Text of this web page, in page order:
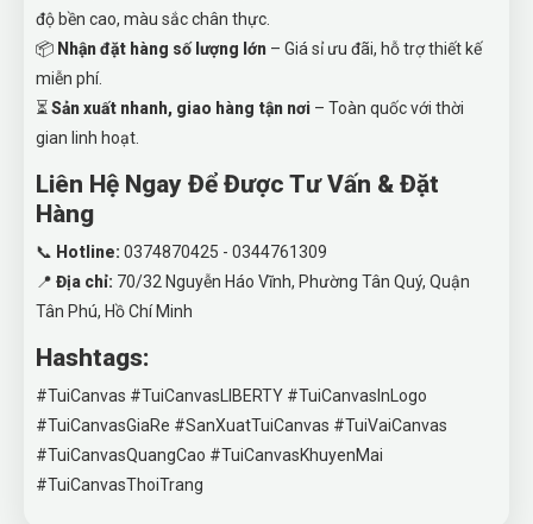
độ bền cao, màu sắc chân thực.
📦 Nhận đặt hàng số lượng lớn – Giá sỉ ưu đãi, hỗ trợ thiết kế
miễn phí.
⏳ Sản xuất nhanh, giao hàng tận nơi – Toàn quốc với thời
gian linh hoạt.
Liên Hệ Ngay Để Được Tư Vấn & Đặt
Hàng
📞 Hotline: 0374870425 - 0344761309
📍 Địa chỉ: 70/32 Nguyễn Háo Vĩnh, Phường Tân Quý, Quận
Tân Phú, Hồ Chí Minh
Hashtags:
#TuiCanvas #TuiCanvasLIBERTY #TuiCanvasInLogo
#TuiCanvasGiaRe #SanXuatTuiCanvas #TuiVaiCanvas
#TuiCanvasQuangCao #TuiCanvasKhuyenMai
#TuiCanvasThoiTrang